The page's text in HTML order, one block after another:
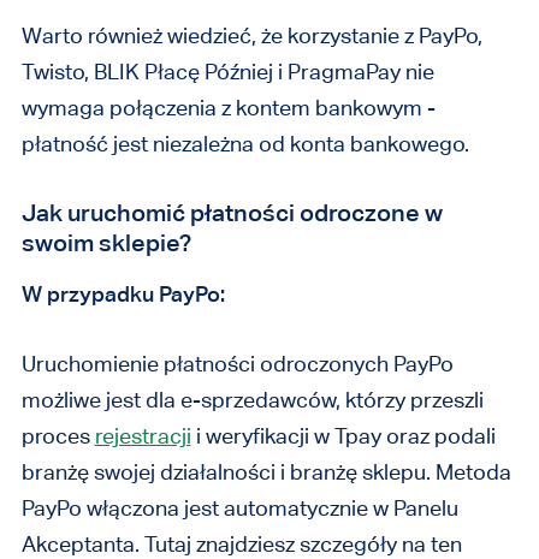
Warto również wiedzieć, że korzystanie z PayPo,
Twisto, BLIK Płacę Później i PragmaPay nie
wymaga połączenia z kontem bankowym -
płatność jest niezależna od konta bankowego.
Jak uruchomić płatności odroczone w
swoim sklepie?
W przypadku PayPo:
Uruchomienie płatności odroczonych PayPo
możliwe jest dla e-sprzedawców, którzy przeszli
proces rejestracji i weryfikacji w Tpay oraz podali
branżę swojej działalności i branżę sklepu. Metoda
PayPo włączona jest automatycznie w Panelu
Akceptanta. Tutaj znajdziesz szczegóły na ten